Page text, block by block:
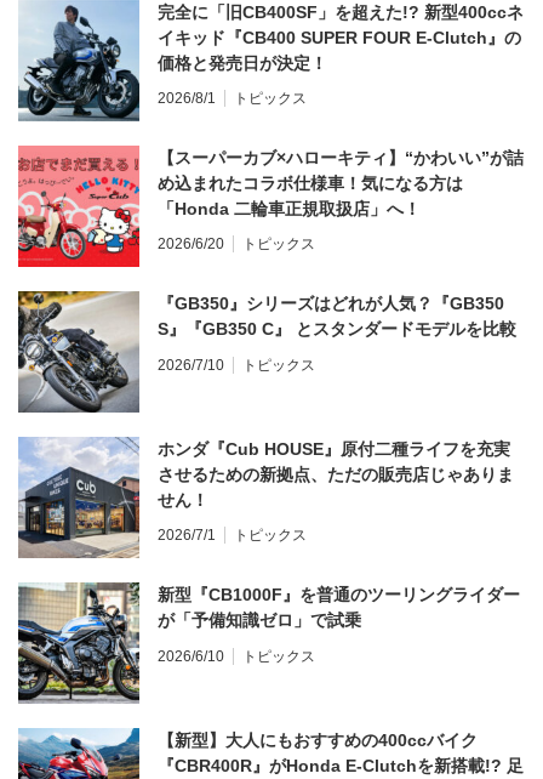
完全に「旧CB400SF」を超えた!? 新型400ccネ
イキッド『CB400 SUPER FOUR E-Clutch』の
価格と発売日が決定！
2026/8/1 トピックス
【スーパーカブ×ハローキティ】“かわいい”が詰
め込まれたコラボ仕様車！気になる方は
「Honda 二輪車正規取扱店」へ！
2026/6/20 トピックス
『GB350』シリーズはどれが人気？『GB350
S』『GB350 C』 とスタンダードモデルを比較
2026/7/10 トピックス
ホンダ『Cub HOUSE』原付二種ライフを充実
させるための新拠点、ただの販売店じゃありま
せん！
2026/7/1 トピックス
新型『CB1000F』を普通のツーリングライダー
が「予備知識ゼロ」で試乗
2026/6/10 トピックス
【新型】大人にもおすすめの400ccバイク
『CBR400R』がHonda E-Clutchを新搭載!? 足